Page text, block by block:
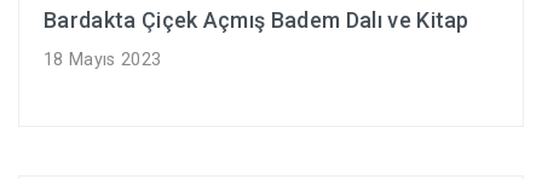
Bardakta Çiçek Açmış Badem Dalı ve Kitap
18 Mayıs 2023